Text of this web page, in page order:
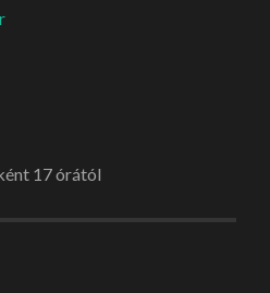
17 órától